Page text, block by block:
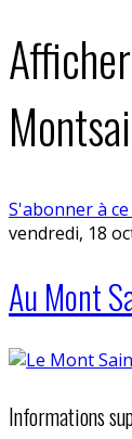
S'abonner à ce
vendredi, 18
Au Mont
Informations